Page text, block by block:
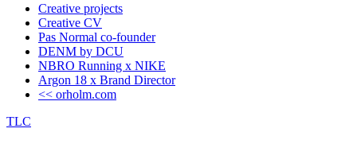
Creative projects
Creative CV
Pas Normal co-founder
DENM by DCU
NBRO Running x NIKE
Argon 18 x Brand Director
<< orholm.com
TLC